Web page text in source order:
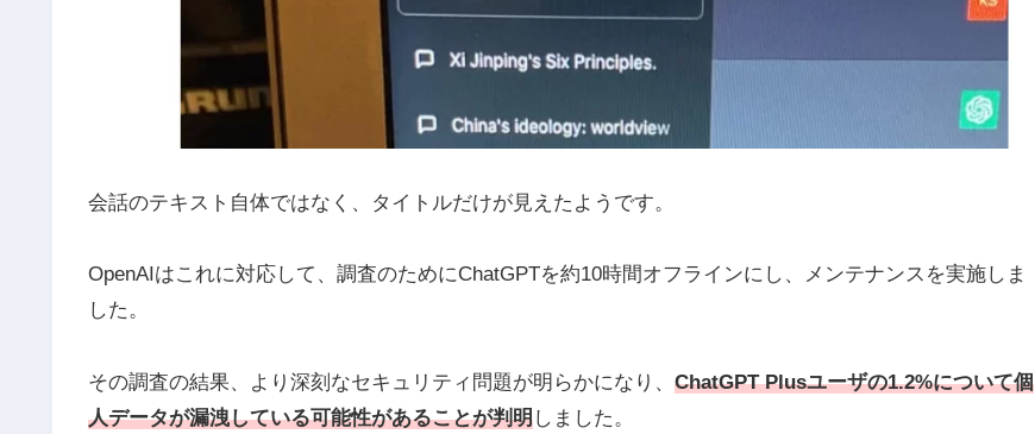
会話のテキスト自体ではなく、タイトルだけが見えたようです。
OpenAIはこれに対応して、調査のためにChatGPTを約10時間オフラインにし、メンテナンスを実施しま
した。
その調査の結果、より深刻なセキュリティ問題が明らかになり、 ChatGPT Plusユーザの1.2%について個
人データが漏洩している可能性があることが判明しました。